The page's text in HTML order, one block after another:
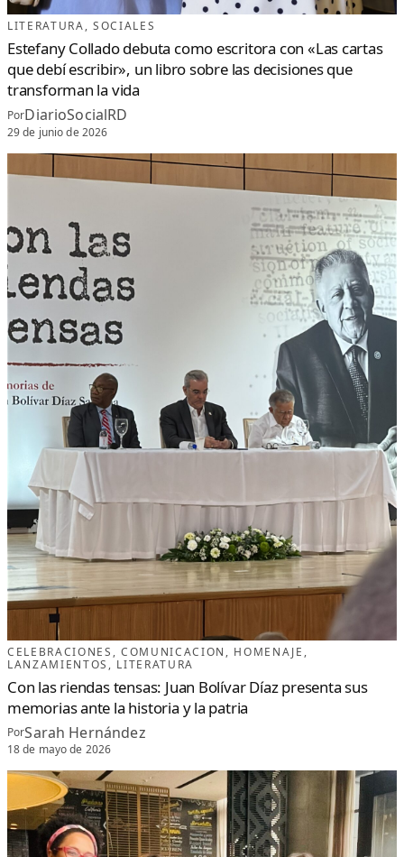
LITERATURA, SOCIALES
Estefany Collado debuta como escritora con «Las cartas
que debí escribir», un libro sobre las decisiones que
transforman la vida
PorDiarioSocialRD
29 de junio de 2026
CELEBRACIONES , COMUNICACION , HOMENAJE
LANZAMIENTOS , LITERATURA
Con las riendas tensas: Juan Bolívar Díaz presenta sus
memorias ante la historia y la patria
PorSarah Hernández
18 de mayo de 2026